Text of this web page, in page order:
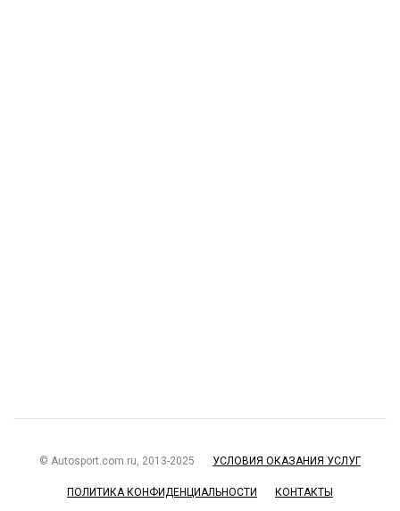
© Autosport.com.ru, 2013-2025 УСЛОВИЯ ОКАЗАНИЯ УСЛУГ
ПОЛИТИКА КОНФИДЕНЦИАЛЬНОСТИ КОНТАКТЫ